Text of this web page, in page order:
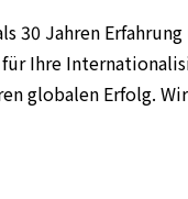
Jahren
Ihre
globalen Erfolg.